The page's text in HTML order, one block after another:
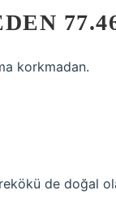
korkmadan.
de doğal